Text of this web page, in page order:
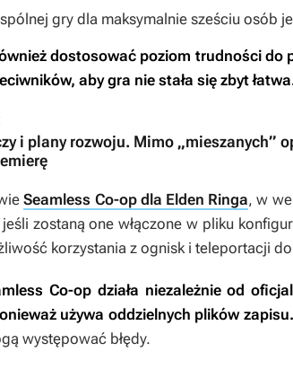
gry dla maksymalnie sześciu osób
dostosować poziom trudności do
aby gra nie stała się zbyt
i plany rozwoju. Mimo „mieszanych”
Seamless Co-op dla Elden Ringa, w
zostaną one włączone w pliku
korzystania z ognisk i teleportacji
Co-op działa niezależnie od
używa oddzielnych plików zapisu.
występować błędy.